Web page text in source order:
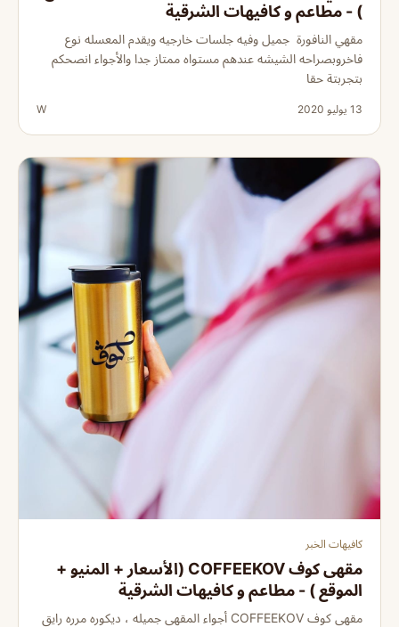
) - مطاعم و كافيهات الشرقية
مقهي النافورة جميل وفيه جلسات خارجيه ويقدم المعسله نوع
فاخروبصراحه الشيشه عندهم مستواه ممتاز جدا والأجواء انصحكم
بتجربتة حقا
13 يوليو 2020 W
كافيهات الخبر
مقهى كوف COFFEEKOV (الأسعار + المنيو +
الموقع ) - مطاعم و كافيهات الشرقية
مقهى كوف COFFEEKOV أجواء المقهى جميله ، ديكوره مرره رايق